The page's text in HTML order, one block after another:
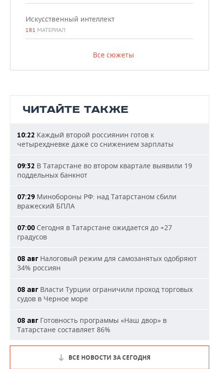
Искусственный интеллект
181 МАТЕРИАЛ
Все сюжеты
ЧИТАЙТЕ ТАКЖЕ
10:22 Каждый второй россиянин готов к
четырехдневке даже со снижением зарплаты
09:32 В Татарстане во втором квартале выявили 19
поддельных банкнот
07:29 Минобороны РФ: над Татарстаном сбили
вражеский БПЛА
07:00 Сегодня в Татарстане ожидается до +27
градусов
08 авг Налоговый режим для самозанятых одобряют
34% россиян
08 авг Власти Турции ограничили проход торговых
судов в Черное море
08 авг Готовность программы «Наш двор» в
Татарстане составляет 86%
ВСЕ НОВОСТИ ЗА СЕГОДНЯ